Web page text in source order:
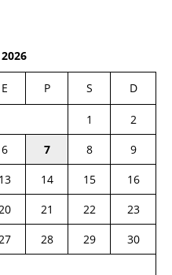
E P S D
1
2
6 7 8
9
13 14 15
16
21 22
23
28 29
30